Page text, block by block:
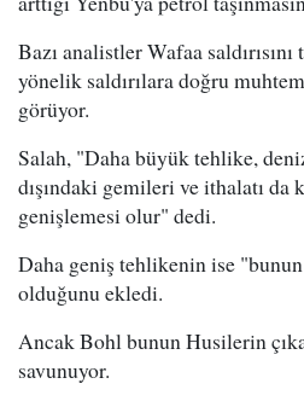
Bazı analistler Wafaa
yönelik saldırılara doğru
görüyor.
Salah, "Daha büyük tehlike,
dışındaki gemileri ve ithalatı da
genişlemesi olur" dedi.
Daha geniş tehlikenin ise
olduğunu ekledi.
Ancak Bohl bunun Husilerin
savunuyor.